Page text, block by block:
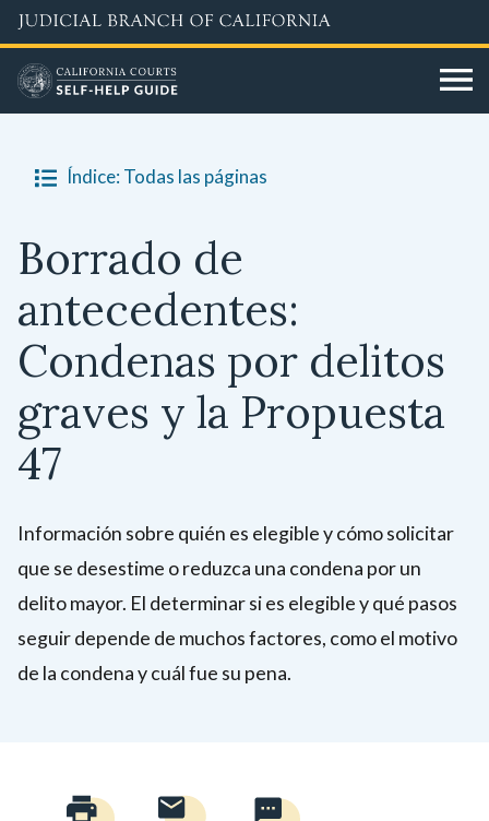
Skip
to
main
content
Índice: Todas las páginas
Borrado de
antecedentes:
Condenas por delitos
graves y la Propuesta
47
Información sobre quién es elegible y cómo solicitar
que se desestime o reduzca una condena por un
delito mayor. El determinar si es elegible y qué pasos
seguir depende de muchos factores, como el motivo
de la condena y cuál fue su pena.